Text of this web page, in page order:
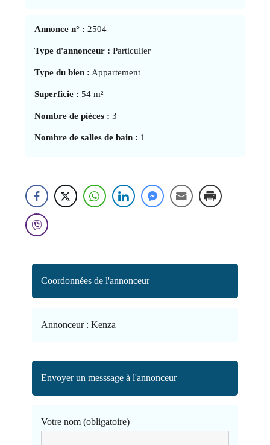
Annonce n° : 2504
Type d'annonceur : Particulier
Type du bien : Appartement
Superficie : 54 m²
Nombre de pièces : 3
Nombre de salles de bain : 1
Coordonnées de l'annonceur
Annonceur : Kenza
Envoyer un messsage à l'annonceur
Votre nom (obligatoire)